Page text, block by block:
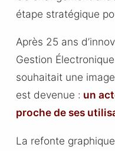
étape stratégique
Après 25 ans
Gestion
souhaitait une
est devenue : un
proche de ses
La refonte